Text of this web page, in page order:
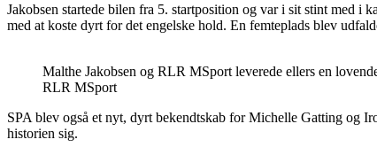
Jakobsen startede bilen fra 5. startposition og var i sit stint med i
med at koste dyrt for det engelske hold. En femteplads blev
Malthe Jakobsen og RLR MSport leverede ellers en
RLR MSport
SPA blev også et nyt, dyrt bekendtskab for Michelle Gatting og
historien sig.